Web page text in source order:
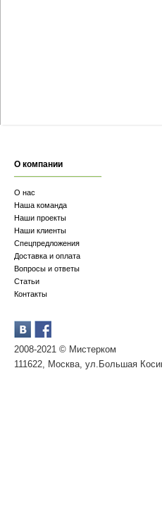
О компании
О нас
Наша команда
Наши проекты
Наши клиенты
Спецпредложения
Доставка и оплата
Вопросы и ответы
Статьи
Контакты
2008-2021 © Мистерком
111622, Москва, ул.Большая